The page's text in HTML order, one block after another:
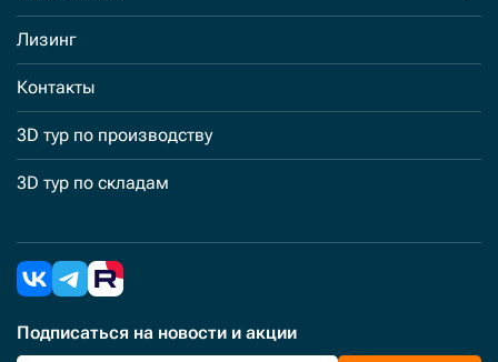
Лизинг
Контакты
3D тур по производству
3D тур по складам
Подписаться на новости и акции